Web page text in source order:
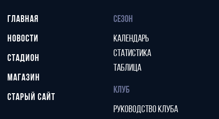
ГЛАВНАЯ
НОВОСТИ
СТАДИОН
МАГАЗИН
СТАРЫЙ САЙТ
СЕЗОН
КАЛЕНДАРЬ
СТАТИСТИКА
ТАБЛИЦА
КЛУБ
РУКОВОДСТВО КЛУБА